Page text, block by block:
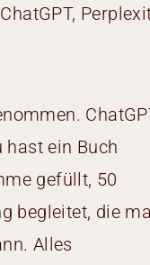
hast ein Buch
gefüllt, 50
begleitet, die
Alles